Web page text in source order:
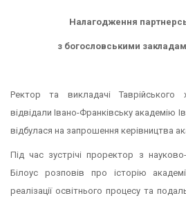
Налагодження
з богословськими
Ректор та викладачі Таврійського
відвідали Івано-Франківську академію
відбулася на запрошення керівництва
Під час зустрічі проректор з
Білоус розповів про історію
реалізації освітнього процесу та